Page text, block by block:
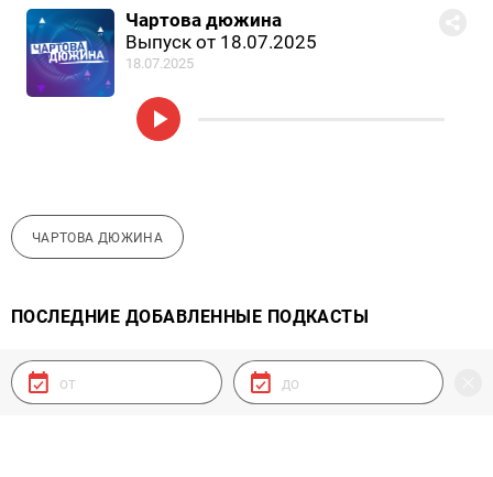
Чартова дюжина
Выпуск от 18.07.2025
18.07.2025
ЧАРТОВА ДЮЖИНА
ПОСЛЕДНИЕ ДОБАВЛЕННЫЕ ПОДКАСТЫ